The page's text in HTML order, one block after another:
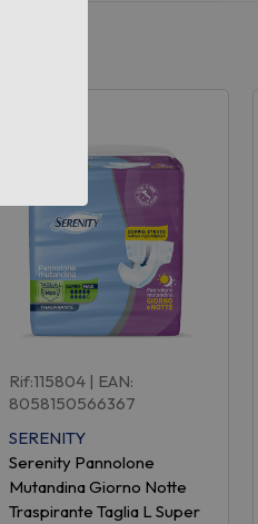
Rif:115804 | EAN:
8058150566367
SERENITY
Serenity Pannolone
Mutandina Giorno Notte
Traspirante Taglia L Super